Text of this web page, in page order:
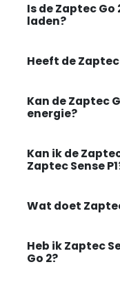
Is de Zaptec
laden?
Heeft de
Kan de Zaptec
energie?
Kan ik de
Zaptec Sense
Wat doet
Heb ik Zaptec
Go 2?